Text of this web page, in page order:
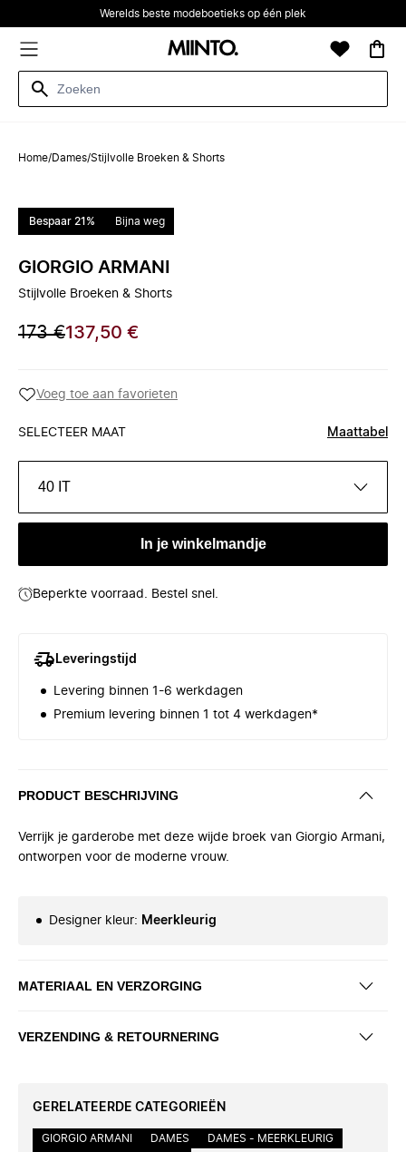
Werelds beste modeboetieks op één plek
Home/Dames/Stijlvolle Broeken & Shorts
Bespaar 21% Bijna weg
GIORGIO ARMANI
Stijlvolle Broeken & Shorts
173 €137,50 €
Voeg toe aan favorieten
SELECTEER MAAT Maattabel
40 IT
In je winkelmandje
Beperkte voorraad. Bestel snel.
Leveringstijd
Levering binnen 1-6 werkdagen
Premium levering binnen 1 tot 4 werkdagen*
PRODUCT BESCHRIJVING
Verrijk je garderobe met deze wijde broek van Giorgio Armani,
ontworpen voor de moderne vrouw.
Designer kleur: Meerkleurig
MATERIAAL EN VERZORGING
VERZENDING & RETOURNERING
GERELATEERDE CATEGORIEËN
GIORGIO ARMANI DAMES
DAMES - MEERKLEURIG